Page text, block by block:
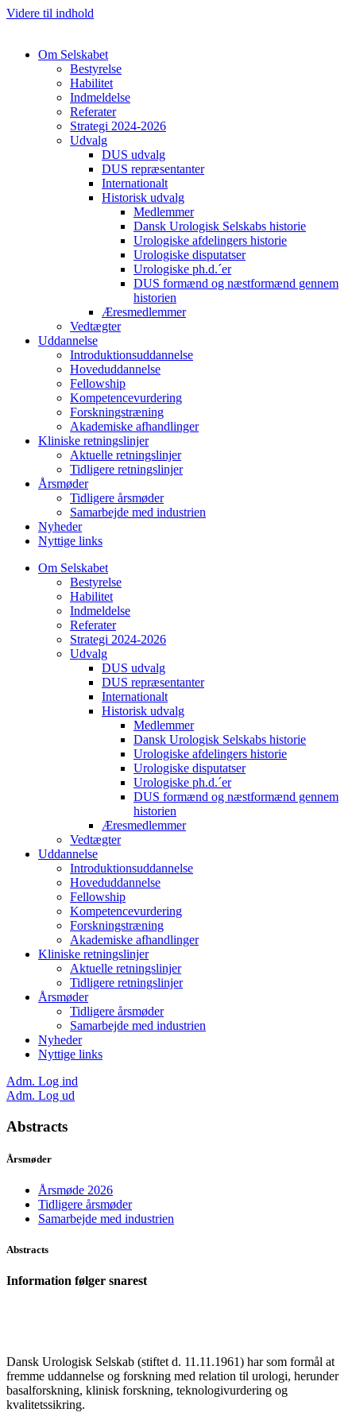
Videre til indhold
Om Selskabet
Bestyrelse
Habilitet
Indmeldelse
Referater
Strategi 2024-2026
Udvalg
DUS udvalg
DUS repræsentanter
Internationalt
Historisk udvalg
Medlemmer
Dansk Urologisk Selskabs historie
Urologiske afdelingers historie
Urologiske disputatser
Urologiske ph.d.´er
DUS formænd og næstformænd gennem
historien
Æresmedlemmer
Vedtægter
Uddannelse
Introduktionsuddannelse
Hoveduddannelse
Fellowship
Kompetencevurdering
Forskningstræning
Akademiske afhandlinger
Kliniske retningslinjer
Aktuelle retningslinjer
Tidligere retningslinjer
Årsmøder
Tidligere årsmøder
Samarbejde med industrien
Nyheder
Nyttige links
Om Selskabet
Bestyrelse
Habilitet
Indmeldelse
Referater
Strategi 2024-2026
Udvalg
DUS udvalg
DUS repræsentanter
Internationalt
Historisk udvalg
Medlemmer
Dansk Urologisk Selskabs historie
Urologiske afdelingers historie
Urologiske disputatser
Urologiske ph.d.´er
DUS formænd og næstformænd gennem
historien
Æresmedlemmer
Vedtægter
Uddannelse
Introduktionsuddannelse
Hoveduddannelse
Fellowship
Kompetencevurdering
Forskningstræning
Akademiske afhandlinger
Kliniske retningslinjer
Aktuelle retningslinjer
Tidligere retningslinjer
Årsmøder
Tidligere årsmøder
Samarbejde med industrien
Nyheder
Nyttige links
Adm. Log ind
Adm. Log ud
Abstracts
Årsmøder
Årsmøde 2026
Tidligere årsmøder
Samarbejde med industrien
Abstracts
Information følger snarest
Dansk Urologisk Selskab (stiftet d. 11.11.1961) har som formål at
fremme uddannelse og forskning med relation til urologi, herunder
basalforskning, klinisk forskning, teknologivurdering og
kvalitetssikring.